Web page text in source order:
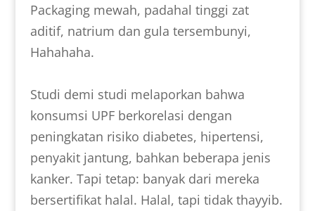
Packaging mewah, padahal tinggi zat
aditif, natrium dan gula tersembunyi,
Hahahaha.
Studi demi studi melaporkan bahwa
konsumsi UPF berkorelasi dengan
peningkatan risiko diabetes, hipertensi,
penyakit jantung, bahkan beberapa jenis
kanker. Tapi tetap: banyak dari mereka
bersertifikat halal. Halal, tapi tidak thayyib.